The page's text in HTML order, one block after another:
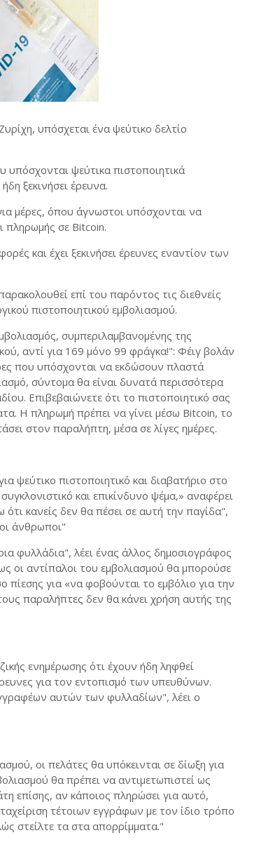
υπόσχεται ένα ψεύτικο δελτίο
ψεύτικα πιστοποιητικά
ξεκινήσει έρευνα.
μέρες, όπου άγνωστοι υπόσχονται να
πληρωμής σε Bitcoin.
και έχει ξεκινήσει έρευνες εναντίον των
επί του παρόντος τις διεθνείς
πιστοποιητικού εμβολιασμού.
συμπεριλαμβανομένης της
αντί για 169 μόνο 99 φράγκα!": Φέιγ βολάν
που υπόσχονται να εκδώσουν πλαστά
σύντομα θα είναι δυνατά περισσότερα
Επιβεβαιώνετε ότι το πιστοποιητικό σας
Η πληρωμή πρέπει να γίνει μέσω Bitcoin, το
στον παραλήπτη, μέσα σε λίγες ημέρες.
πιστοποιητικό και διαβατήριο στο
και επικίνδυνο ψέμα,» αναφέρει
κανείς δεν θα πέσει σε αυτή την παγίδα",
άνθρωποι"
φυλλάδια", λέει ένας άλλος δημοσιογράφος
οι αντίπαλοι του εμβολιασμού θα μπορούσε
για «να φοβούνται το εμβόλιο για την
παραλήπτες δεν θα κάνει χρήση αυτής της
ενημέρωσης ότι έχουν ήδη ληφθεί
για τον εντοπισμό των υπευθύνων.
αυτών των φυλλαδίων", λέει ο
οι πελάτες θα υπόκεινται σε δίωξη για
θα πρέπει να αντιμετωπιστεί ως
επίσης, αν κάποιος πληρώσει για αυτό,
τέτοιων εγγράφων με τον ίδιο τρόπο
στείλτε τα στα απορρίμματα."